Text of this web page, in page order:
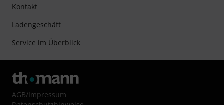
Kontakt
Ladengeschäft
Service im Überblick
AGB/Impressum